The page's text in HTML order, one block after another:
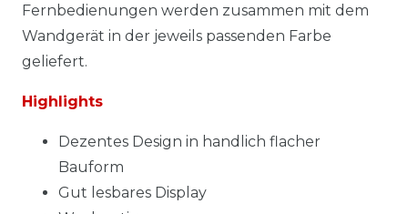
Fernbedienungen werden zusammen mit dem
Wandgerät in der jeweils passenden Farbe
geliefert.
Highlights
Dezentes Design in handlich flacher
Bauform
Gut lesbares Display